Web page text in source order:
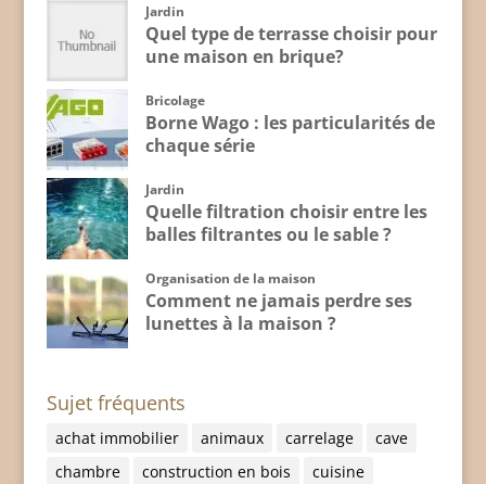
Jardin
Quel type de terrasse choisir pour
une maison en brique?
Bricolage
Borne Wago : les particularités de
chaque série
Jardin
Quelle filtration choisir entre les
balles filtrantes ou le sable ?
Organisation de la maison
Comment ne jamais perdre ses
lunettes à la maison ?
Sujet fréquents
achat immobilier animaux carrelage
cave
chambre
construction en bois
cuisine